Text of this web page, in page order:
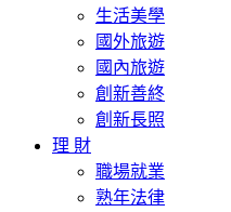
生活美學
國外旅遊
國內旅遊
創新善終
創新長照
理 財
職場就業
熟年法律